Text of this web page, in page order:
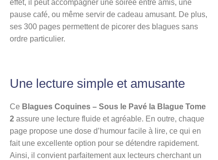
effet, il peut accompagner une soirée entre amis, une
pause café, ou même servir de cadeau amusant. De plus,
ses 300 pages permettent de picorer des blagues sans
ordre particulier.
Une lecture simple et amusante
Ce Blagues Coquines – Sous le Pavé la Blague Tome
2 assure une lecture fluide et agréable. En outre, chaque
page propose une dose d’humour facile à lire, ce qui en
fait une excellente option pour se détendre rapidement.
Ainsi, il convient parfaitement aux lecteurs cherchant un